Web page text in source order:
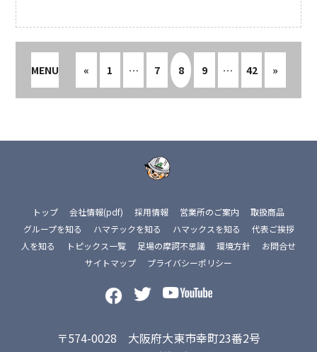
MENU « 1 … 7 8 9 … 42 »
トップ 会社情報(pdf) 採用情報 営業所のご案内
取扱商品
グループを知る
ハマテックを知る ハマックスを知る
代表ご挨拶
人を知る
トピックス一覧 足場の摩訶不思議 環境方針
お問合せ
サイトマップ
プライバシーポリシー
〒574-0028 大阪府大東市幸町23番2号